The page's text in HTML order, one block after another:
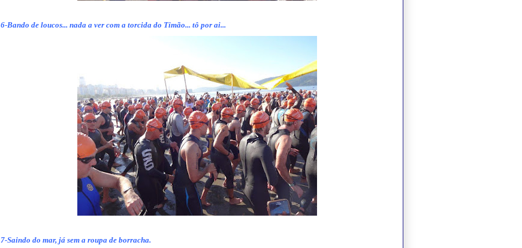
6-Bando de loucos... nada a ver com a torcida do Timão... tô por ai...
7-Saindo do mar, já sem a roupa de borracha.